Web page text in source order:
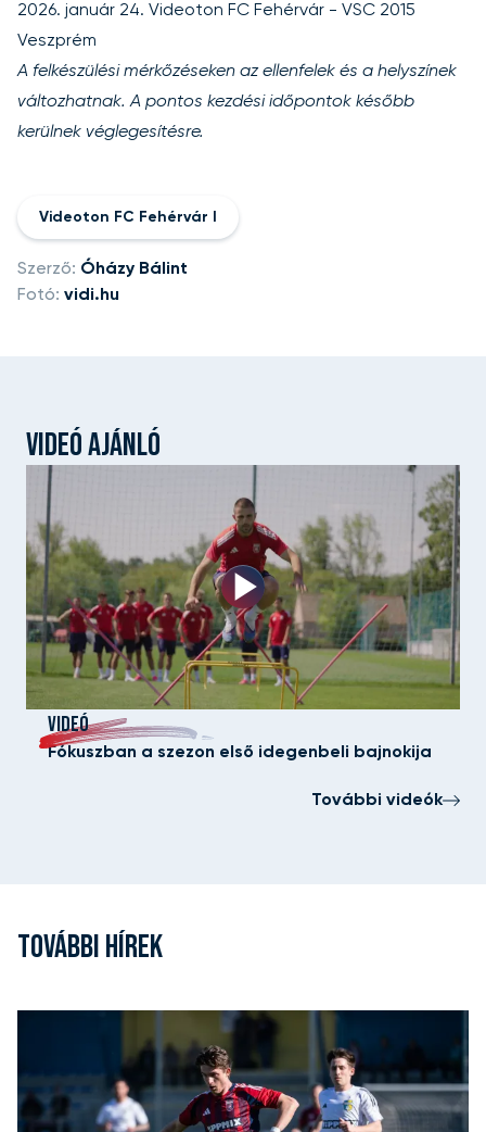
2026. január 24. Videoton FC Fehérvár - VSC 2015
Veszprém
A felkészülési mérkőzéseken az ellenfelek és a helyszínek
változhatnak. A pontos kezdési időpontok később
kerülnek véglegesítésre.
Videoton FC Fehérvár I
Szerző: Óházy Bálint
Fotó: vidi.hu
VIDEÓ AJÁNLÓ
VIDEÓ
Fókuszban a szezon első idegenbeli bajnokija
További videók
TOVÁBBI HÍREK